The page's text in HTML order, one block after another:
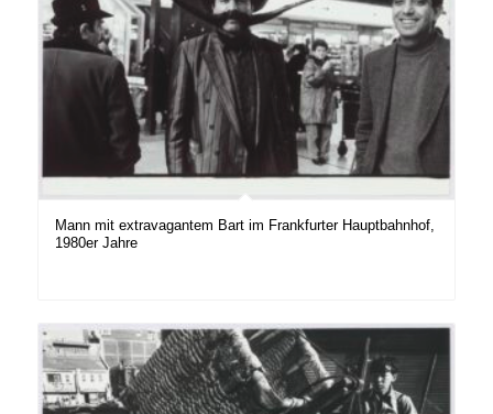
Mann mit extravagantem Bart im Frankfurter Hauptbahnhof,
1980er Jahre